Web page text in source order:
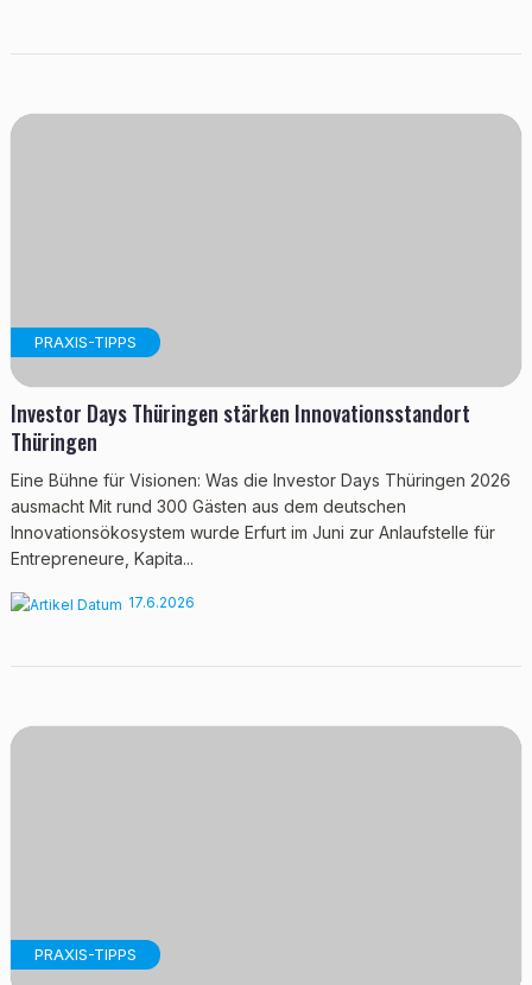
PRAXIS-TIPPS
Investor Days Thüringen stärken Innovationsstandort
Thüringen
Eine Bühne für Visionen: Was die Investor Days Thüringen 2026
ausmacht Mit rund 300 Gästen aus dem deutschen
Innovationsökosystem wurde Erfurt im Juni zur Anlaufstelle für
Entrepreneure, Kapita...
17.6.2026
PRAXIS-TIPPS